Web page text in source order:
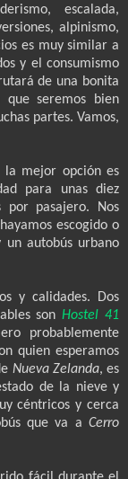
escalada,
alpinismo,
es muy similar a
y el consumismo
de una bonita
seremos bien
partes. Vamos,
la mejor opción es
para unas diez
por pasajero. Nos
escogido o
un autobús urbano
y calidades. Dos
sonHostel 41
probablemente
quien esperamos
Nueva Zelanda, es
de la nieve y
céntricos y cerca
que va a Cerro